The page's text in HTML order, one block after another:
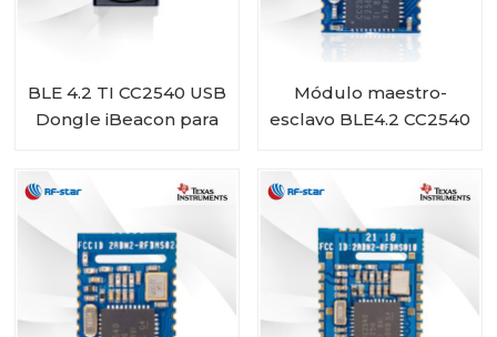
BLE 4.2 TI CC2540 USB
Dongle iBeacon para
Módulo maestro-
esclavo BLE4.2 CC2540